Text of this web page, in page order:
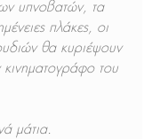
υπνοβατών, τα
πλάκες, οι
θα κυριέψουν
κινηματογράφο του
μάτια.